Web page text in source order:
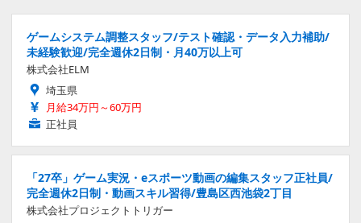
ゲームシステム調整スタッフ/テスト確認・データ入力補助/
未経験歓迎/完全週休2日制・月40万以上可
株式会社ELM
埼玉県
月給34万円～60万円
正社員
「27卒」ゲーム実況・eスポーツ動画の編集スタッフ正社員/
完全週休2日制・動画スキル習得/豊島区西池袋2丁目
株式会社プロジェクトトリガー